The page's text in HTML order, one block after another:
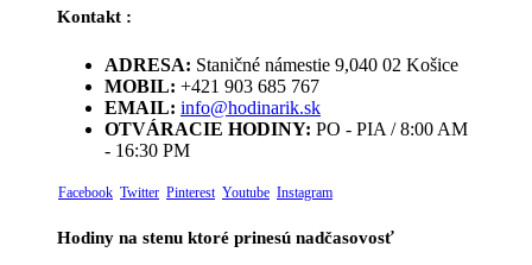
Kontakt :
ADRESA: Staničné námestie 9,040 02 Košice
MOBIL: +421 903 685 767
EMAIL: info@hodinarik.sk
OTVÁRACIE HODINY: PO - PIA / 8:00 AM
- 16:30 PM
Facebook Twitter Pinterest Youtube Instagram
Hodiny na stenu ktoré prinesú nadčasovosť